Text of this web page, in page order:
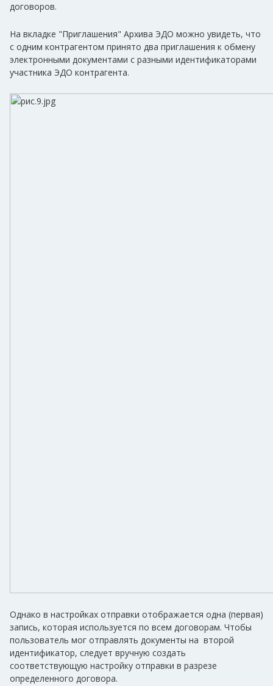
договоров.
На вкладке "Приглашения" Архива ЭДО можно увидеть, что
с одним контрагентом принято два приглашения к обмену
электронными документами с разными идентификаторами
участника ЭДО контрагента.
Однако в настройках отправки отображается одна (первая)
запись, которая используется по всем договорам. Чтобы
пользователь мог отправлять документы на второй
идентификатор, следует вручную создать
соответствующую настройку отправки в разрезе
определенного договора.